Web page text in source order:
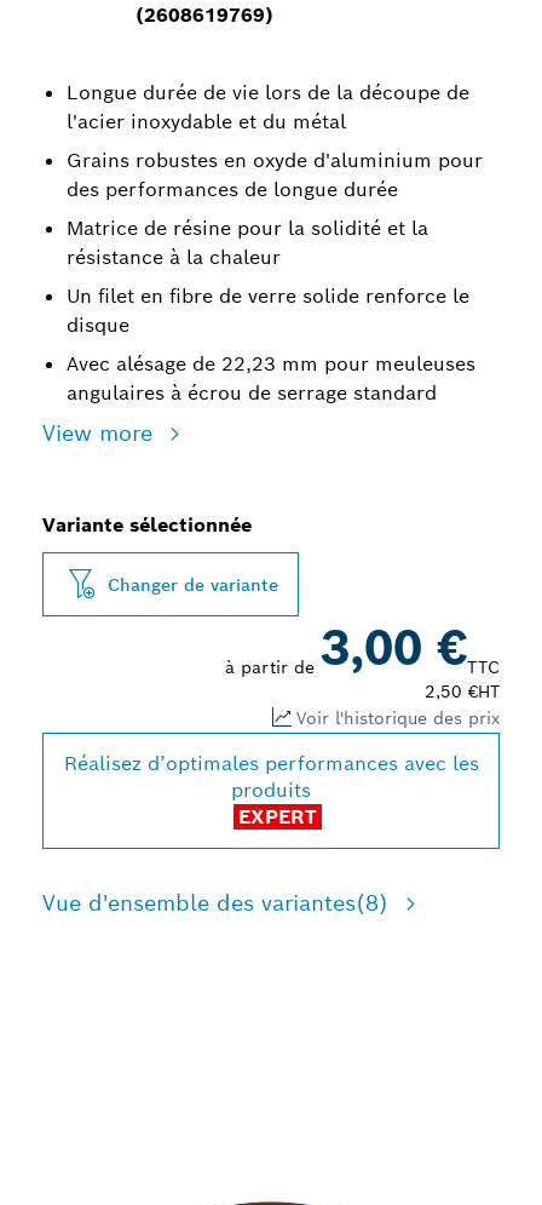
(2608619769)
Longue durée de vie lors de la découpe de
l'acier inoxydable et du métal
Grains robustes en oxyde d'aluminium pour
des performances de longue durée
Matrice de résine pour la solidité et la
résistance à la chaleur
Un filet en fibre de verre solide renforce le
disque
Avec alésage de 22,23 mm pour meuleuses
angulaires à écrou de serrage standard
View more
Variante sélectionnée
Changer de variante
à partir de 3,00 €TTC
2,50 €HT
Voir l'historique des prix
Réalisez d’optimales performances avec les
produits
EXPERT
Vue d'ensemble des variantes(8)